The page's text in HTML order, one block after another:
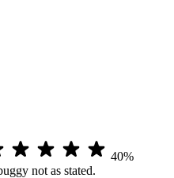
40%
not as stated.